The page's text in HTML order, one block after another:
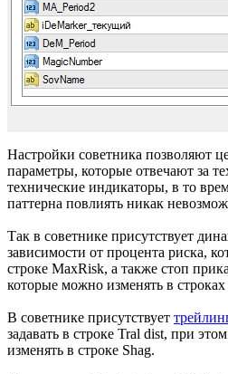
Настройки советника позволяют
параметры, которые отвечают за
технические индикаторы, в то
паттерна повлиять никак
Так в советнике присутствует
зависимости от процента риска,
строке MaxRisk, а также стоп
которые можно изменять в
В советнике присутствует
задавать в строке Tral dist, при
изменять в строке Shag.